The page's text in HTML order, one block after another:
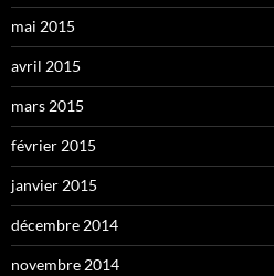
mai 2015
avril 2015
mars 2015
février 2015
janvier 2015
décembre 2014
novembre 2014